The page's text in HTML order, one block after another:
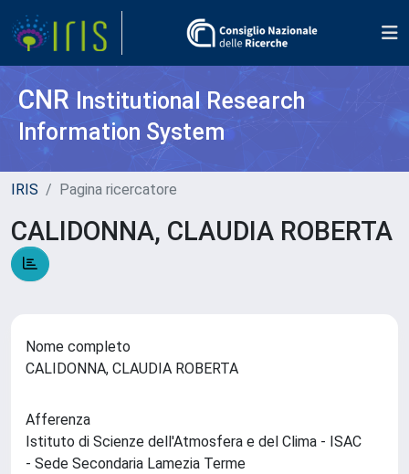
CNR Institutional Research
Information System
IRIS Pagina ricercatore
CALIDONNA, CLAUDIA ROBERTA
Nome completo
CALIDONNA, CLAUDIA ROBERTA
Afferenza
Istituto di Scienze dell'Atmosfera e del Clima - ISAC
- Sede Secondaria Lamezia Terme